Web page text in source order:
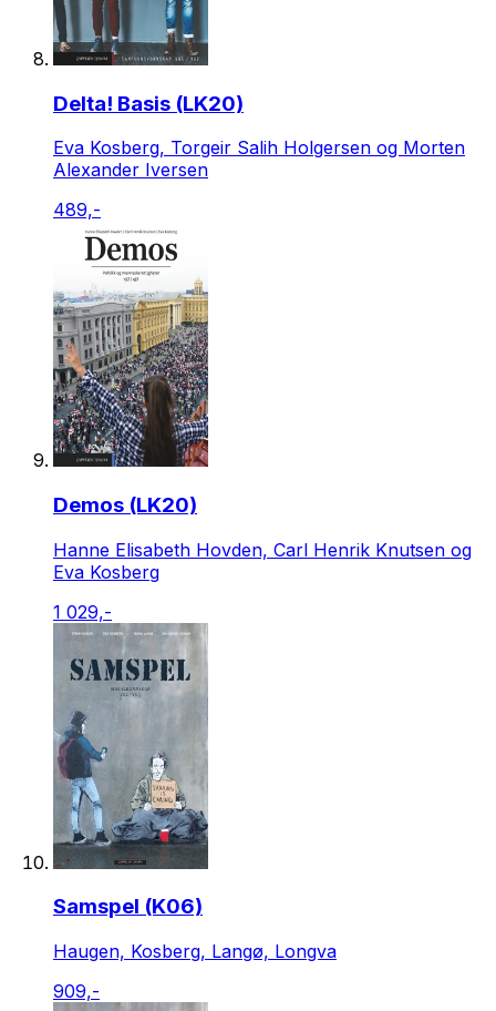
Delta! Basis (LK20)
Eva Kosberg, Torgeir Salih Holgersen og Morten
Alexander Iversen
489,-
Demos (LK20)
Hanne Elisabeth Hovden, Carl Henrik Knutsen og
Eva Kosberg
1 029,-
Samspel (K06)
Haugen, Kosberg, Langø, Longva
909,-